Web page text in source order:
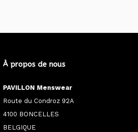
À propos de nous
PAVILLON Menswear
Route du Condroz 92A
4100 BONCELLES
BELGIQUE